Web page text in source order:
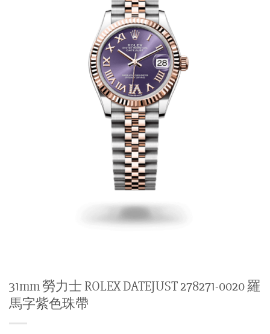
31mm 勞力士 ROLEX DATEJUST 278271-0020 羅
馬字紫色珠帶